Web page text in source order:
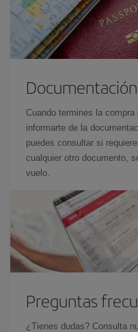
Cuando termines la
informarte de la
puedes consultar si
cualquier otro documento,
vuelo.
Preguntas
¿Tienes dudas? Consulta